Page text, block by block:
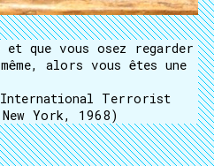
et que vous osez regarder
alors vous êtes une
International Terrorist
York, 1968)